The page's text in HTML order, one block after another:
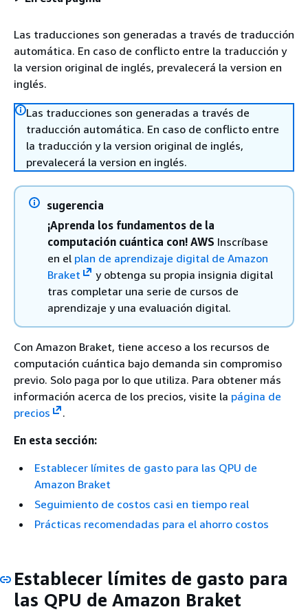
Las traducciones son generadas a través de traducción
automática. En caso de conflicto entre la traducción y
la version original de inglés, prevalecerá la version en
inglés.
Las traducciones son generadas a través de
traducción automática. En caso de conflicto entre
la traducción y la version original de inglés,
prevalecerá la version en inglés.
sugerencia
¡Aprenda los fundamentos de la
computación cuántica con! AWS Inscríbase
en el plan de aprendizaje digital de Amazon
Braket
y obtenga su propia insignia digital
tras completar una serie de cursos de
aprendizaje y una evaluación digital.
Con Amazon Braket, tiene acceso a los recursos de
computación cuántica bajo demanda sin compromiso
previo. Solo paga por lo que utiliza. Para obtener más
información acerca de los precios, visite la página de
precios
.
En esta sección:
Establecer límites de gasto para las QPU de
Amazon Braket
Seguimiento de costos casi en tiempo real
Prácticas recomendadas para el ahorro costos
Establecer límites de gasto para
las QPU de Amazon Braket